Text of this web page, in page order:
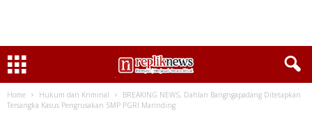
Home Hukum dan Kriminal
BREAKING NEWS, Dahlan Bangngapadang Ditetapkan
Tersangka Kasus Pengrusakan SMP PGRI Marinding